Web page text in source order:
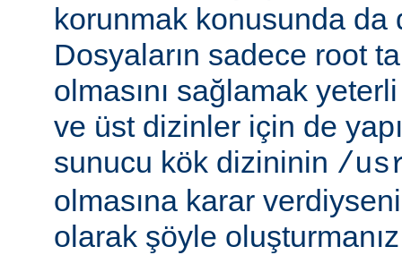
korunmak konusunda da
Dosyaların sadece root
olmasını sağlamak
ve üst dizinler için de
sunucu kök dizininin /
olmasına karar
olarak şöyle